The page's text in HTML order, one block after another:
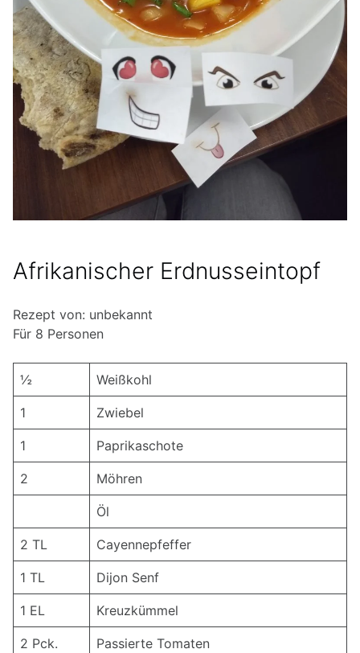
Afrikanischer Erdnusseintopf
Rezept von: unbekannt
Für 8 Personen
½ Weißkohl
1 Zwiebel
1 Paprikaschote
2 Möhren
Öl
2 TL Cayennepfeffer
1 TL Dijon Senf
1 EL Kreuzkümmel
2 Pck. Passierte Tomaten